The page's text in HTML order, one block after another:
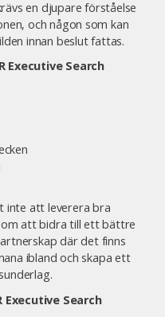
en djupare förståelse
och någon som kan
innan beslut fattas.
Executive Search
inte att leverera bra
att bidra till ett bättre
där det finns
ibland och skapa ett
Executive Search